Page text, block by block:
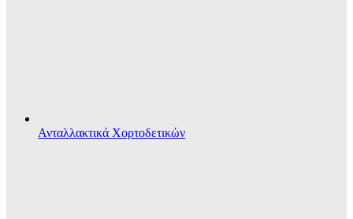
Ανταλλακτικά Χορτοδετικών